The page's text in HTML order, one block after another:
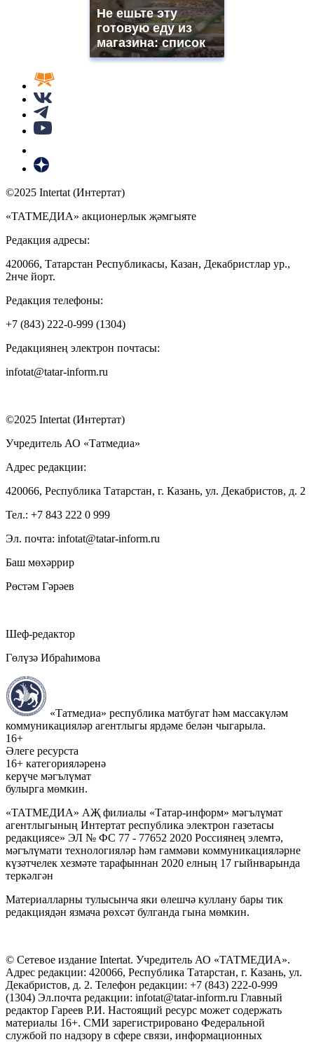
Не ешьте эту
готовую еду из
магазина: список
©2025 Intertat (Интертат)
«ТАТМЕДИА» акционерлык җәмгыяте
Редакция адресы:
420066, Татарстан Республикасы, Казан, Декабристлар ур.,
2нче йорт.
Редакция телефоны:
+7 (843) 222-0-999 (1304)
Редакциянең электрон почтасы:
infotat@tatar-inform.ru
©2025 Intertat (Интертат)
Учредитель АО «Татмедиа»
Адрес редакции:
420066, Республика Татарстан, г. Казань, ул. Декабристов, д. 2
Тел.: +7 843 222 0 999
Эл. почта: infotat@tatar-inform.ru
Баш мөхәррир
Рөстәм Гәрәев
Шеф-редактор
Гөлүзә Ибраһимова
«Татмедиа» республика матбугат һәм массакүләм
коммуникацияләр агентлыгы ярдәме белән чыгарыла.
16+
Әлеге ресурста
16+ категорияләренә
керүче мәгълүмат
булырга мөмкин.
«ТАТМЕДИА» АҖ филиалы «Татар-информ» мәгълүмат
агентлыгының Интертат республика электрон газетасы
редакциясе» ЭЛ № ФС 77 - 77652 2020 Россиянең элемтә,
мәгълүмати технологияләр һәм гаммәви коммуникацияләрне
күзәтчелек хезмәте тарафыннан 2020 елның 17 гыйнварында
теркәлгән
Материалларны тулысынча яки өлешчә куллану бары тик
редакциядән язмача рөхсәт булганда гына мөмкин.
© Сетевое издание Intertat. Учредитель АО «ТАТМЕДИА».
Адрес редакции: 420066, Республика Татарстан, г. Казань, ул.
Декабристов, д. 2. Телефон редакции: +7 (843) 222-0-999
(1304) Эл.почта редакции: infotat@tatar-inform.ru Главный
редактор Гареев Р.И. Настоящий ресурс может содержать
материалы 16+. СМИ зарегистрировано Федеральной
службой по надзору в сфере связи, информационных